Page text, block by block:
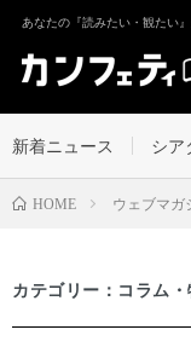
あなたの『読みたい・観たい
新着ニュース シア
HOME ウェブマガ
カテゴリー：コラム